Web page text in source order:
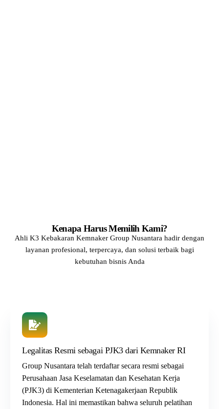
Kenapa Harus Memilih Kami?
Ahli K3 Kebakaran Kemnaker Group Nusantara hadir dengan
layanan profesional, terpercaya, dan solusi terbaik bagi
kebutuhan bisnis Anda
Legalitas Resmi sebagai PJK3 dari Kemnaker RI
Group Nusantara telah terdaftar secara resmi sebagai
Perusahaan Jasa Keselamatan dan Kesehatan Kerja
(PJK3) di Kementerian Ketenagakerjaan Republik
Indonesia. Hal ini memastikan bahwa seluruh pelatihan